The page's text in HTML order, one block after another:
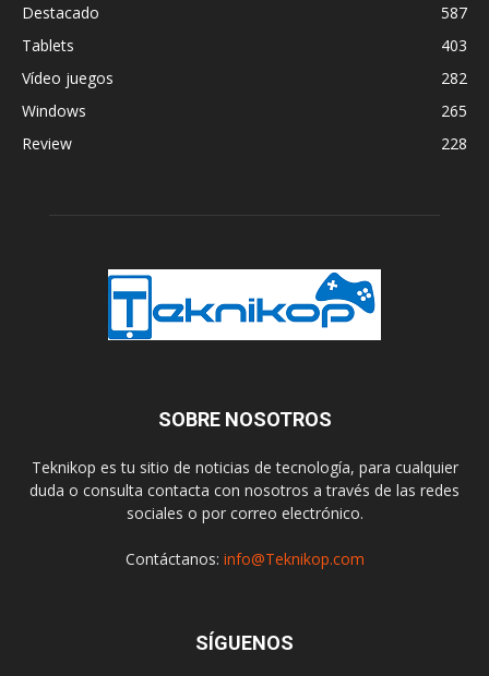
Destacado
587
Tablets
403
Vídeo juegos
282
Windows
265
Review
228
SOBRE NOSOTROS
Teknikop es tu sitio de noticias de tecnología, para cualquier
duda o consulta contacta con nosotros a través de las redes
sociales o por correo electrónico.
Contáctanos: info@Teknikop.com
SÍGUENOS